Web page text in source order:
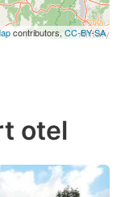
contributors,CC-BY-SA
otel